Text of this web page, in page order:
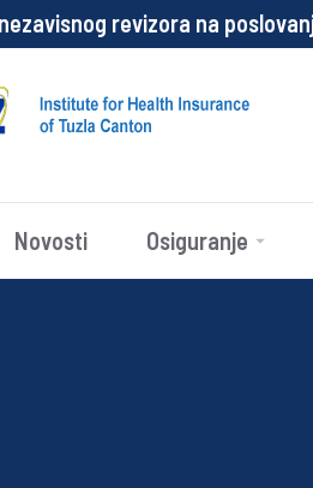
revizora na poslovanje
Novosti Osiguranje